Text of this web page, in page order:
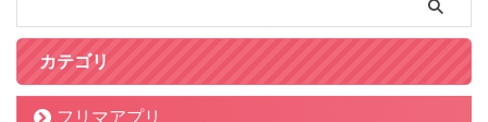
カテゴリ
フリマアプリ